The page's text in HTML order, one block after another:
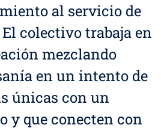
al servicio de
colectivo trabaja en
mezclando
en un intento de
únicas con un
y que conecten con